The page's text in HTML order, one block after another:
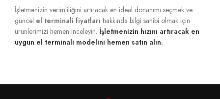
İşletmenizin verimliliğini artıracak en ideal donanımı seçmek ve
güncel el terminali fiyatları hakkında bilgi sahibi olmak için
ürünlerimizi hemen inceleyin. İşletmenizin hızını artıracak en
uygun el terminali modelini hemen satın alın.